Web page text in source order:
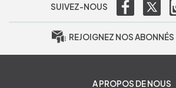
SUIVEZ-NOUS
REJOIGNEZ NOS ABONNÉS
A PROPOS DE NOUS